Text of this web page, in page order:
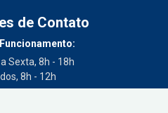
de Contato
Sexta, 8h - 18h
8h - 12h